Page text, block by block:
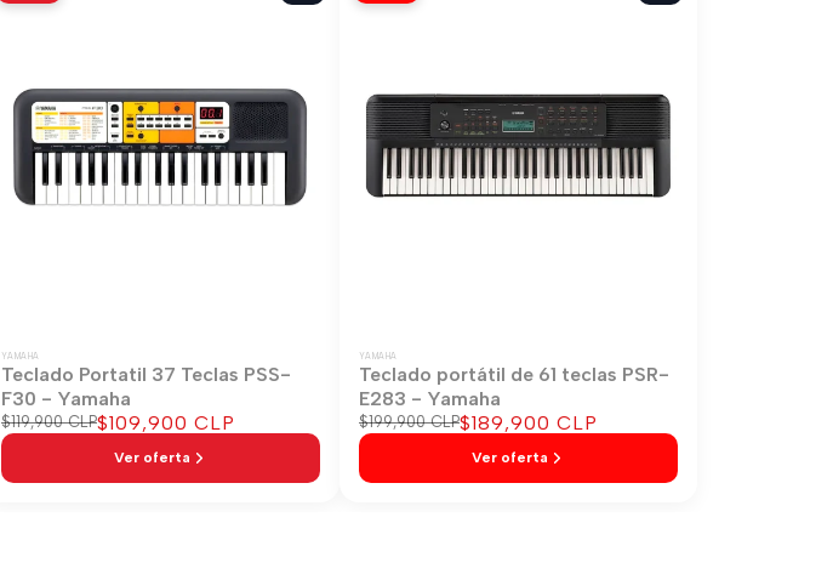
YAMAHA
Teclado Portatil 37 Teclas PSS-
F30 - Yamaha
Precio
regular
$119,900 CLPPrecio
venta
$109,900 CLP
Ver oferta
YAMAHA
Teclado portátil de 61 teclas PSR-
E283 - Yamaha
Precio
regular
$199,900 CLPPrecio
venta
$189,900 CLP
Ver oferta